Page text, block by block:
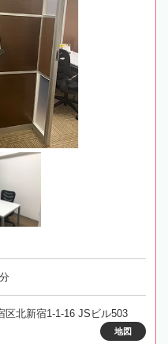
区北新宿1-1-16 JSビル503
地図